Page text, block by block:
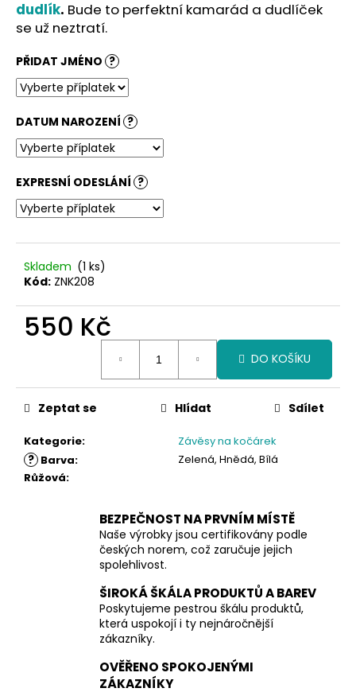
dudlík. Bude to perfektní kamarád a dudlíček
se už neztratí.
PŘIDAT JMÉNO ?
DATUM NAROZENÍ ?
EXPRESNÍ ODESLÁNÍ ?
Skladem (1 ks)
Kód: ZNK208
550 Kč
DO KOŠÍKU
Kategorie: Závěsy na kočárek
? Barva:
Zelená, Hnědá, Bílá
Růžová:
Zeptat se Hlídat Sdílet
BEZPEČNOST NA PRVNÍM MÍSTĚ
Naše výrobky jsou certifikovány podle
českých norem, což zaručuje jejich
spolehlivost.
ŠIROKÁ ŠKÁLA PRODUKTŮ A BAREV
Poskytujeme pestrou škálu produktů,
která uspokojí i ty nejnáročnější
zákazníky.
OVĚŘENO SPOKOJENÝMI
ZÁKAZNÍKY
u
j
m
e